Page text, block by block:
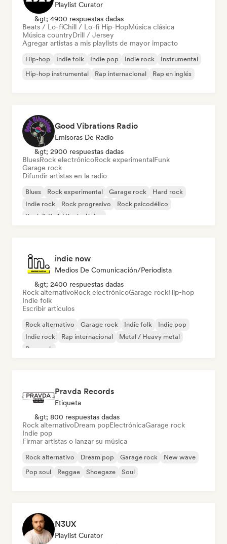
Playlist Curator
&gt; 4900 respuestas dadas
Beats / Lo-fiChill / Lo-fi Hip-HopMúsica clásica
Música countryDrill / Jersey
Agregar artistas a mis playlists de mayor impacto
Hip-hop Indie folk Indie pop Indie rock
Instrumental
Hip-hop instrumental
Rap internacional Rap en inglés
Good Vibrations Radio
Emisoras De Radio
&gt; 2900 respuestas dadas
BluesRock electrónicoRock experimentalFunk
Garage rock
Difundir artistas en la radio
Blues Rock experimental Garage rock
Hard rock
Indie rock
Rock progresivo
Rock psicodélico
Rock & Roll / Rock clásico
indie now
Medios De Comunicación/Periodista
&gt; 2400 respuestas dadas
Rock alternativoRock electrónicoGarage rockHip-hop
Indie folk
Escribir artículos
Rock alternativo Garage rock Indie folk
Indie pop
Indie rock
Rap internacional
Metal / Heavy metal
Pop rock
Pravda Records
Etiqueta
&gt; 800 respuestas dadas
Rock alternativoDream popElectrónicaGarage rock
Indie pop
Firmar artistas o lanzar su música
Rock alternativo Dream pop Garage rock
New wave
Pop soul
Reggae Shoegaze Soul
N3UX
Playlist Curator